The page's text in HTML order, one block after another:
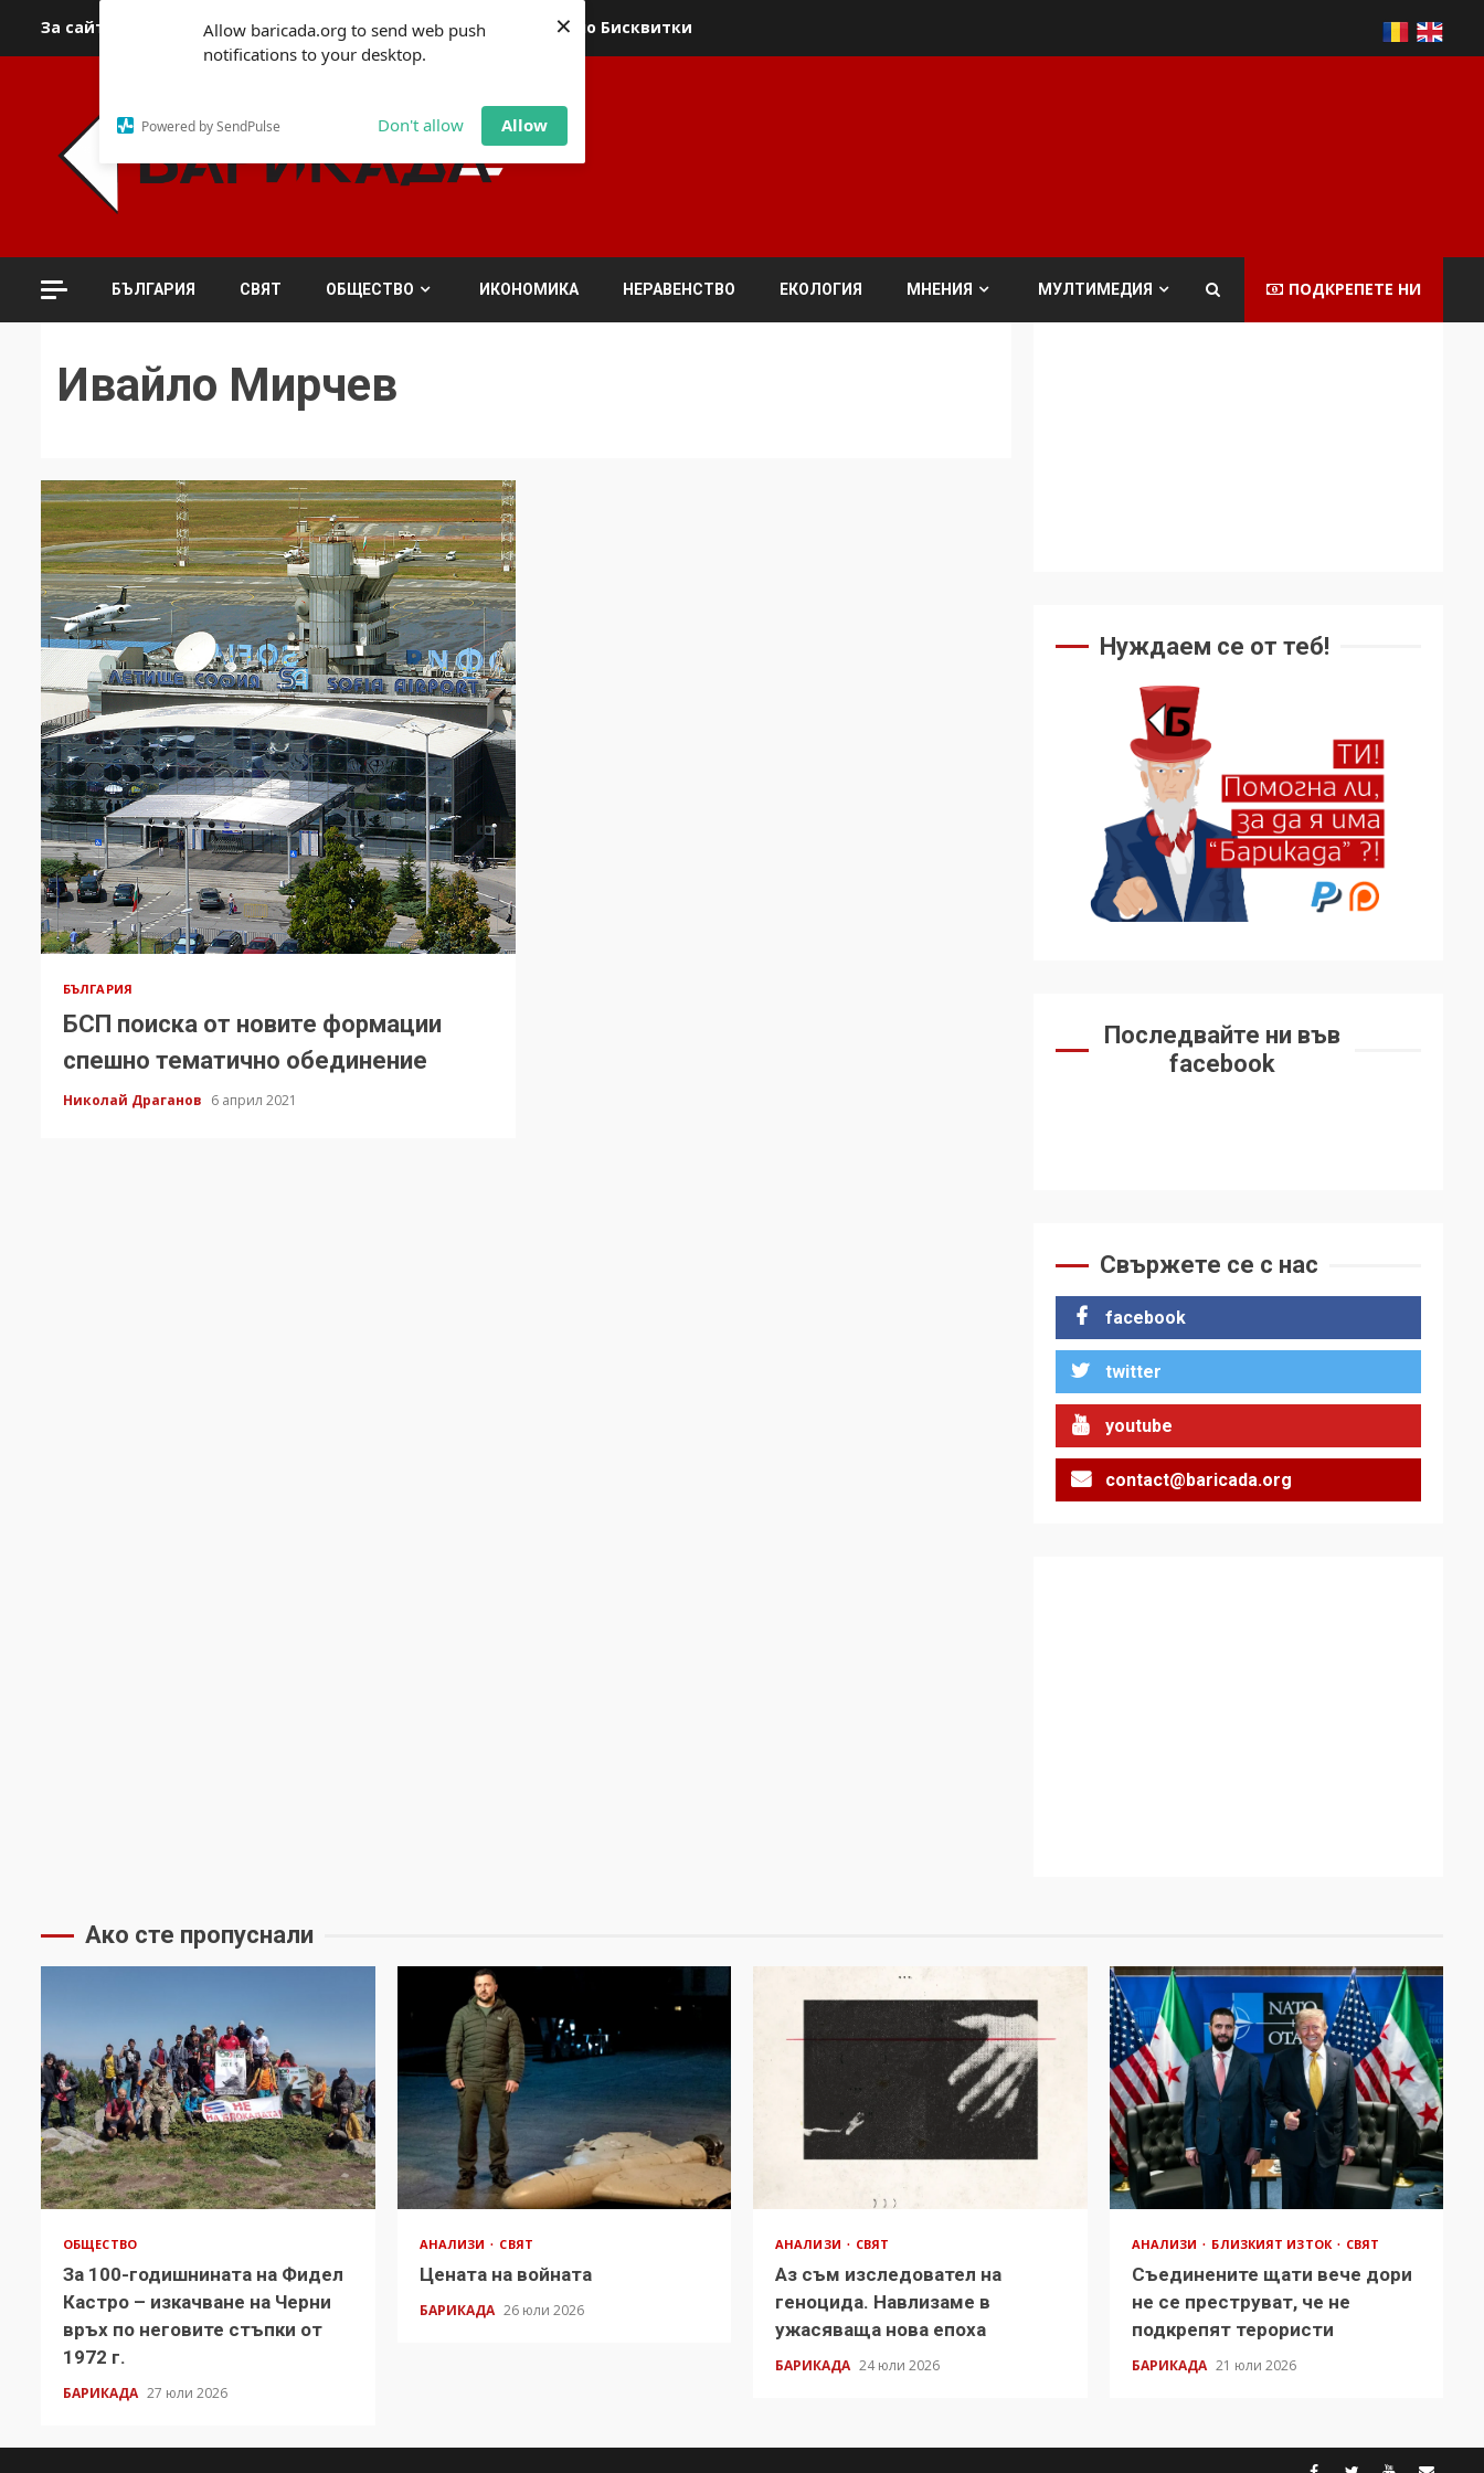
Allow baricada.org to send web push
notifications to your desktop.
Powered by SendPulse Don't allow Allow
×
За сайта За контакти За реклама Политика относно Бисквитки
БЪЛГАРИЯ СВЯТ ОБЩЕСТВО ИКОНОМИКА НЕРАВЕНСТВО ЕКОЛОГИЯ МНЕНИЯ МУЛТИМЕДИЯ ПОДКРЕПЕТЕ НИ
Ивайло Мирчев
БЪЛГАРИЯ
БСП поиска от новите формации
спешно тематично обединение
Николай Драганов 6 април 2021
Нуждаем се от теб!
Последвайте ни във
facebook
Свържете се с нас
facebook
twitter
youtube
contact@baricada.org
Ако сте пропуснали
ОБЩЕСТВО
За 100-годишнината на Фидел
Кастро – изкачване на Черни
връх по неговите стъпки от
1972 г.
БАРИКАДА 27 юли 2026
АНАЛИЗИ СВЯТ
Цената на войната
БАРИКАДА 26 юли 2026
АНАЛИЗИ СВЯТ
Аз съм изследовател на
геноцида. Навлизаме в
ужасяваща нова епоха
БАРИКАДА 24 юли 2026
АНАЛИЗИ БЛИЗКИЯТ ИЗТОК СВЯТ
Съединените щати вече дори
не се преструват, че не
подкрепят терористи
БАРИКАДА 21 юли 2026